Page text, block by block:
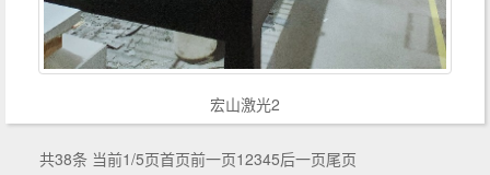
宏山激光2
共38条 当前1/5页首页前一页12345后一页尾页